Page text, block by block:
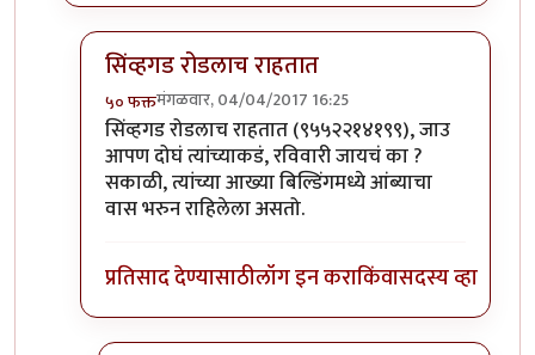
सिंव्हगड रोडलाच राहतात
५० फक्तमंगळवार, 04/04/2017 16:25
In reply toवैद्यांचा आयडी काय म्हणे इथलाby
सिंव्हगड रोडलाच राहतात (९५५२२१४१९९), जाउ
आपण दोघं त्यांच्याकडं, रविवारी जायचं का ?
सकाळी, त्यांच्या आख्या बिल्डिंगमध्ये आंब्याचा
वास भरुन राहिलेला असतो.
प्रतिसाद देण्यासाठीलॉग इन कराकिंवासदस्य व्हा